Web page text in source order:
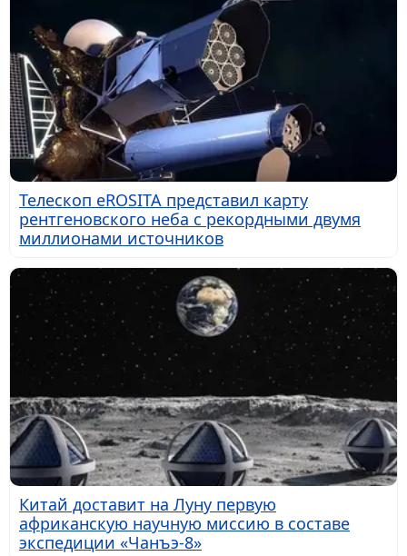
Телескоп eROSITA представил карту
рентгеновского неба с рекордными двумя
миллионами источников
Китай доставит на Луну первую
африканскую научную миссию в составе
экспедиции «Чанъэ-8»